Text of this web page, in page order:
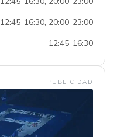
12:45-16:30, 20:00-23:00
12:45-16:30
PUBLICIDAD